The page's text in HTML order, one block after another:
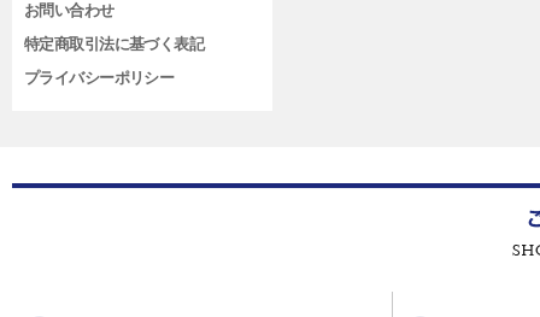
お問い合わせ
特定商取引法に基づく表記
プライバシーポリシー